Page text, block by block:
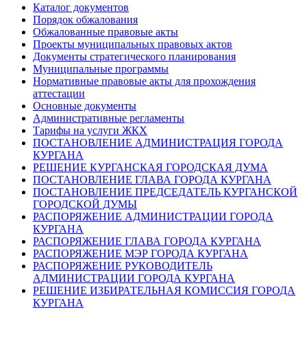
Каталог документов
Порядок обжалования
Обжалованные правовые акты
Проекты муниципальных правовых актов
Документы стратегического планирования
Муниципальные программы
Нормативные правовые акты для прохождения
аттестации
Основные документы
Административные регламенты
Тарифы на услуги ЖКХ
ПОСТАНОВЛЕНИЕ АДМИНИСТРАЦИЯ ГОРОДА
КУРГАНА
РЕШЕНИЕ КУРГАНСКАЯ ГОРОДСКАЯ ДУМА
ПОСТАНОВЛЕНИЕ ГЛАВА ГОРОДА КУРГАНА
ПОСТАНОВЛЕНИЕ ПРЕДСЕДАТЕЛЬ КУРГАНСКОЙ
ГОРОДСКОЙ ДУМЫ
РАСПОРЯЖЕНИЕ АДМИНИСТРАЦИИ ГОРОДА
КУРГАНА
РАСПОРЯЖЕНИЕ ГЛАВА ГОРОДА КУРГАНА
РАСПОРЯЖЕНИЕ МЭР ГОРОДА КУРГАНА
РАСПОРЯЖЕНИЕ РУКОВОДИТЕЛЬ
АДМИНИСТРАЦИИ ГОРОДА КУРГАНА
РЕШЕНИЕ ИЗБИРАТЕЛЬНАЯ КОМИССИЯ ГОРОДА
КУРГАНА